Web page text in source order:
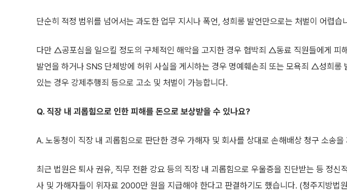
단순히 적정 범위를 넘어서는 과도한 업무 지시나 폭언, 성희롱 발언만으로는 처벌이 어렵습
다만 △공포심을 일으킬 정도의 구체적인 해악을 고지한 경우 협박죄 △동료 직원들에게 피
발언을 하거나 SNS 단체방에 허위 사실을 게시하는 경우 명예훼손죄 또는 모욕죄 △성희롱
있는 경우 강제추행죄 등으로 고소 및 처벌이 가능합니다.
Q. 직장 내 괴롭힘으로 인한 피해를 돈으로 보상받을 수 있나요?
A. 노동청이 직장 내 괴롭힘으로 판단한 경우 가해자 및 회사를 상대로 손해배상 청구 소송을
최근 법원은 퇴사 권유, 직무 전환 강요 등의 직장 내 괴롭힘으로 우울증을 진단받는 등 정신
사 및 가해자들이 위자료 2000만 원을 지급해야 한다고 판결하기도 했습니다. (청주지방